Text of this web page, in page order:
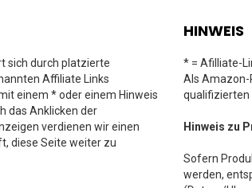
sich durch platzierte
Affiliate Links
einem * oder einem Hinweis
das Anklicken der
verdienen wir einen
diese Seite weiter zu
HINWEIS
* = Afilliate-
Als Amazon-
qualifizierten
Hinweis zu
Sofern
werden,